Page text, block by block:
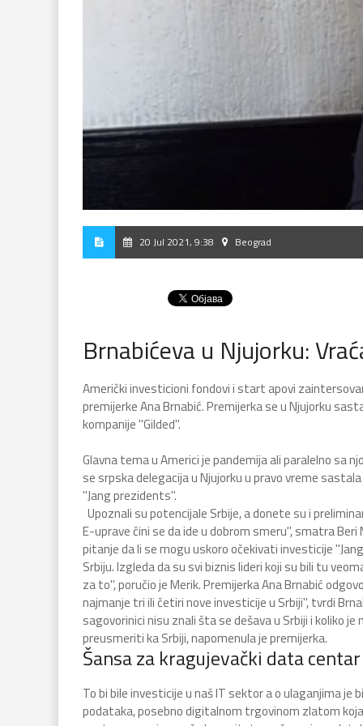
20 Jul 2021, 9:38 Beograd
Brnabićeva u Njujorku:
Američki investicioni fondovi i start apovi
premijerke Ana Brnabić. Premijerka se u Njujorku
kompanije "Gilded".
Glavna tema u Americi je pandemija ali paralelno sa
se srpska delegacija u Njujorku u pravo vreme
"Jang prezidents".
Upoznali su potencijale Srbije, a donete su i
E-uprave čini se da ide u dobrom smeru", smatra
pitanje da li se mogu uskoro očekivati investicije
Srbiju. Izgleda da su svi biznis lideri koji su bili tu
za to", poručio je Merik. Premijerka Ana Brnabić
najmanje tri ili četiri nove investicije u Srbiji", tvrdi
sagovorinici nisu znali šta se dešava u Srbiji i koliko
preusmeriti ka Srbiji, napomenula je premijerka.
Šansa za kragujevački data centar
To bi bile investicije u naš IT sektor a o ulaganjima
podataka, posebno digitalnom trgovinom zlatom